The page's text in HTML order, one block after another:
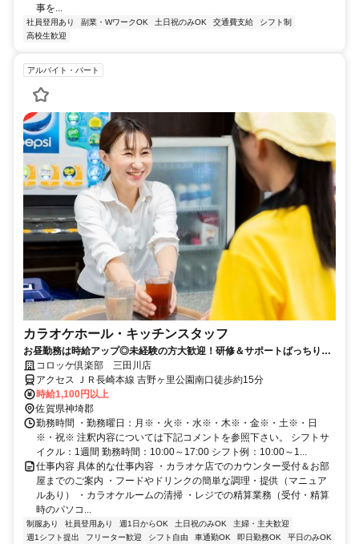
事を...
社員登用あり 副業・WワークOK 土日祝のみOK 交通費支給
シフト制
高校生歓迎
アルバイト・パート
カラオケホール・キッチンスタッフ
お昼勤務は時給アップ◎未経験の方大歓迎！研修＆サポートばっちり！
扶養内・短時間・平日のみ勤務もOK！
コロッケ倶楽部 三田川店
アクセス ＪＲ長崎本線 吉野ヶ里公園南口徒歩約15分
時給1,100円以上
佐賀県神埼郡
勤務時間 ・勤務曜日：月※・火※・水※・木※・金※・土※・日
※・祝※ 注釈内容については下記コメントを参照下さい。 シフトサ
イクル：1週間 勤務時間：10:00～17:00 シフト例：10:00～1...
仕事内容 具体的な仕事内容 ・カラオケ店でのカウンター受付＆お部
屋までのご案内 ・フードやドリンクの簡単な調理・提供（マニュア
ルあり） ・カラオケルームの清掃 ・レジでの精算業務（受付・精算
時のパソコ...
制服あり 社員登用あり 週1日からOK 土日祝のみOK
主婦・主夫歓迎
週1シフト提出
フリーター歓迎 シフト自由 車通勤OK 即日勤務OK
平日のみOK